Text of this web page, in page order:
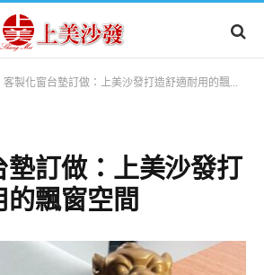
客製化窗台墊訂做：上美沙發打造舒適耐用的飄窗空間
訂做：上美沙發打
飄窗空間